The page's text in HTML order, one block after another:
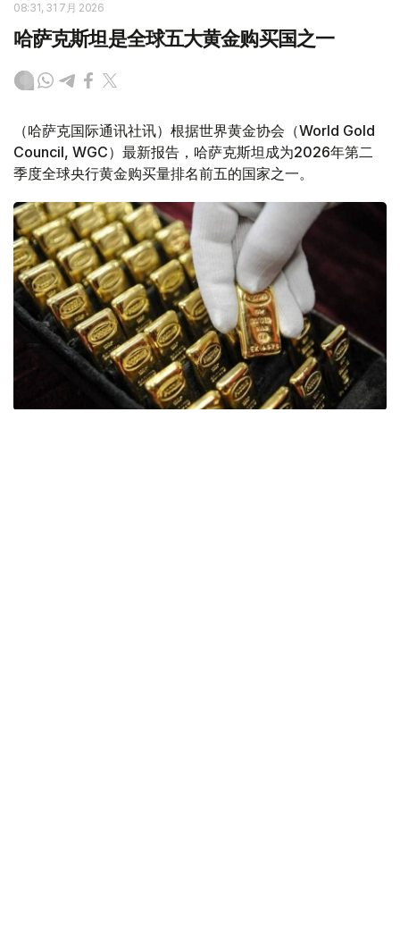
08:31, 31 7月 2026
哈萨克斯坦是全球五大黄金购买国之一
（哈萨克国际通讯社讯）根据世界黄金协会（World Gold
Council, WGC）最新报告，哈萨克斯坦成为2026年第二
季度全球央行黄金购买量排名前五的国家之一。